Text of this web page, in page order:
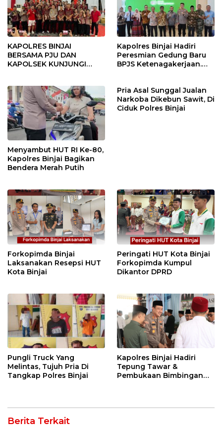
KAPOLRES BINJAI
BERSAMA PJU DAN
KAPOLSEK KUNJUNGI
Kapolres Binjai Hadiri
Peresmian Gedung Baru
BPJS Ketenagakerjaan.
Menyambut HUT RI Ke-80,
Kapolres Binjai Bagikan
Bendera Merah Putih
Pria Asal Sunggal Jualan
Narkoba Dikebun Sawit, Di
Ciduk Polres Binjai
Forkopimda Binjai
Laksanakan Resepsi HUT
Kota Binjai
Peringati HUT Kota Binjai
Forkopimda Kumpul
Dikantor DPRD
Pungli Truck Yang
Melintas, Tujuh Pria Di
Tangkap Polres Binjai
Kapolres Binjai Hadiri
Tepung Tawar &
Pembukaan Bimbingan
Berita Terkait